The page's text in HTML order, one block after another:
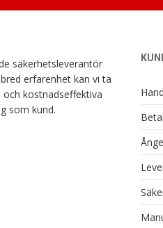
säkerhetsleverantör
erfarenhet kan vi ta
kostnadseffektiva
som kund.